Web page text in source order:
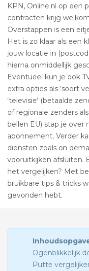
KPN, Online.nl op een
contracten krijg
Overstappen is een
Het is zo klaar als een
jouw locatie in
hierna onmiddellijk
Eventueel kun je ook
extra opties als ‘soort
‘televisie’ (betaalde
of regionale zenders
bellen EU) stap je over
abonnement. Verder
diensten zoals on
vooruitkijken afsluiten.
het vergelijken? Met
bruikbare tips & tricks
gevonden hebt.
Ogenblikkelijk
Putte